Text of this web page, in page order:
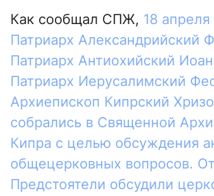
Как сообщал СПЖ, 18 апреля
Патриарх Александрийский
Патриарх Антиохийский
Патриарх Иерусалимский
Архиепископ Кипрский
собрались в Священной
Кипра с целью обсуждения
общецерковных вопросов.
Предстоятели обсудили